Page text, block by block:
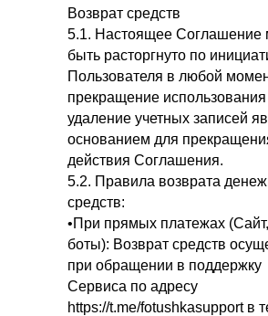
Возврат средств
5.1. Настоящее Соглашение
быть расторгнуто по
Пользователя в любой
прекращение
удаление учетных записей
основанием для
действия Соглашения.
5.2. Правила возврата
средств:
•При прямых платежах
боты): Возврат средств
при обращении в поддержку
Сервиса по адресу
https://t.me/fotushkasupport в